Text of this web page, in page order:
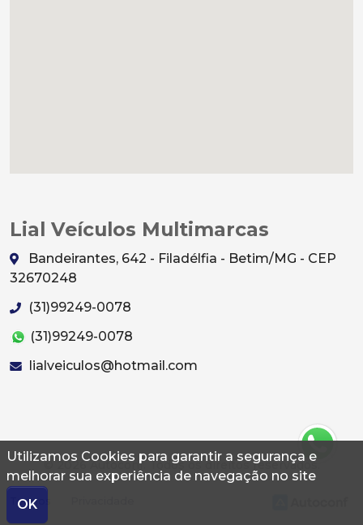
Utilizamos Cookies para garantir a segurança e
melhorar sua experiência de navegação no site
OK
Lial Veículos Multimarcas
Bandeirantes, 642 - Filadélfia - Betim/MG - CEP
32670248
(31)99249-0078
(31)99249-0078
lialveiculos@hotmail.com
© 2026 Autoconf. Todos os direitos reservados.
Termos